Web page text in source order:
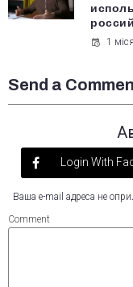
1
Send a
Login With
Ваша e-mail адреса не
Comment